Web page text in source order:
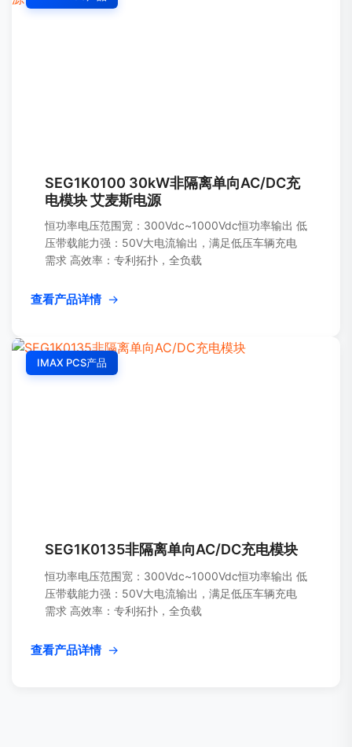
SEG1K0100 30kW非隔离单向AC/DC充
电模块 艾麦斯电源
恒功率电压范围宽：300Vdc~1000Vdc恒功率输出 低
压带载能力强：50V大电流输出，满足低压车辆充电
需求 高效率：专利拓扑，全负载
查看产品详情 →
IMAX PCS产品
SEG1K0135非隔离单向AC/DC充电模块
恒功率电压范围宽：300Vdc~1000Vdc恒功率输出 低
压带载能力强：50V大电流输出，满足低压车辆充电
需求 高效率：专利拓扑，全负载
查看产品详情 →